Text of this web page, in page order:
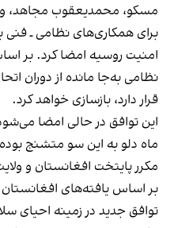
مسکو، محمدیعقوب مجاهد،
برای همکاری‌های نظامی ـ فنی
امنیت روسیه امضا کرد. بر
نظامی به‌جا مانده از دوران
قرار دارد، بازسازی خواهد کرد.
این توافق در حالی امضا
ماه دلو به این سو متشنج
مکرر پایتخت افغانستان و
بر اساس یافته‌های افغانستان
توافق جدید در زمینه احیای